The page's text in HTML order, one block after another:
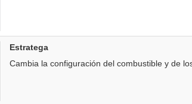
Estratega
Cambia la configuración del combustible y de